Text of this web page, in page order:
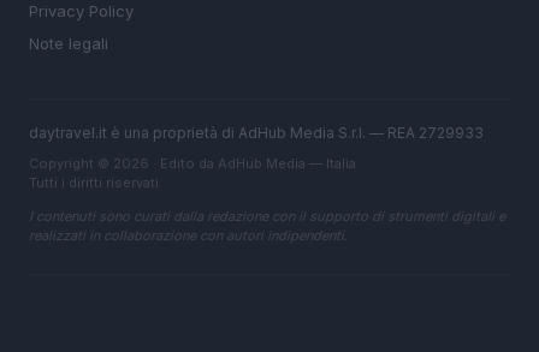
Privacy Policy
Note legali
daytravel.it è una proprietà di AdHub Media S.r.l. — REA 2729933
Copyright © 2026 · Edito da AdHub Media — Italia
Tutti i diritti riservati
I contenuti sono curati dalla redazione con il supporto di strumenti digitali e
realizzati in collaborazione con autori indipendenti.